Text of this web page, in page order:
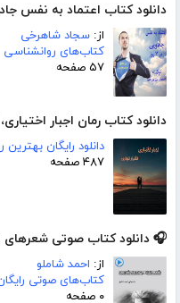
دانلود کتاب اعتماد به نفس
از: سجاد شاهرخی
کتاب‌های روانشناسی
۵۷ صفحه
دانلود کتاب رمان اجبار
دانلود رایگان بهترین
۴۸۷ صفحه
🎧 دانلود کتاب صوتی شعرهای
از: احمد شاملو
کتاب‌های صوتی
۰ صفحه